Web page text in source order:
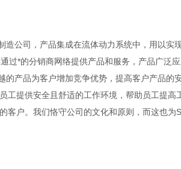
公司，产品集成在流体动力系统中，用以实
过*的分销商网络提供产品和服务，产品广泛
产品为客户增加竞争优势，提高客户产品的
工提供安全且舒适的工作环境，帮助员工提高
客户。我们恪守公司的文化和原则，而这也为